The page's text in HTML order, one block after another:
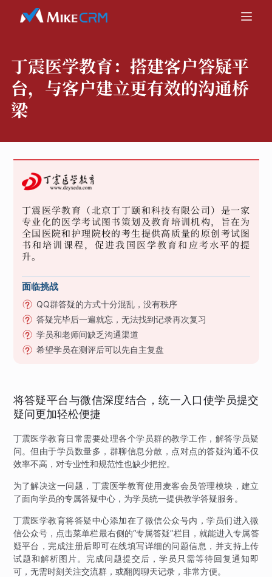
丁震医学教育： 搭建客户答疑平
台，与客户建立更有效的沟通桥
梁
丁震医学教育（北京丁丁颐和科技有限公司）是一家
专业化的医学考试图书策划及教育培训机构，旨在为
全国医院和护理院校的考生提供高质量的原创考试图
书和培训课程，促进我国医学教育和应考水平的提
升。
面临挑战
QQ群答疑的方式十分混乱，没有秩序
答疑完毕后一遍就忘，无法找到记录再次复习
学员和老师间缺乏沟通渠道
希望学员在测评后可以先自主复盘
将答疑平台与微信深度结合，统一入口使学员提交
疑问更加轻松便捷
丁震医学教育日常需要处理各个学员群的教学工作，解答学员疑
问。但由于学员数量多，群聊信息分散，点对点的答疑沟通不仅
效率不高，对专业性和规范性也缺少把控。
为了解决这一问题，丁震医学教育使用麦客会员管理模块，建立
了面向学员的专属答疑中心，为学员统一提供教学答疑服务。
丁震医学教育将答疑中心添加在了微信公众号内，学员们进入微
信公众号，点击菜单栏最右侧的“专属答疑”栏目，就能进入专属答
疑平台，完成注册后即可在线填写详细的问题信息，并支持上传
试题和解析图片。完成问题提交后，学员只需等待回复通知即
可，无需时刻关注交流群，或翻阅聊天记录，非常方便。